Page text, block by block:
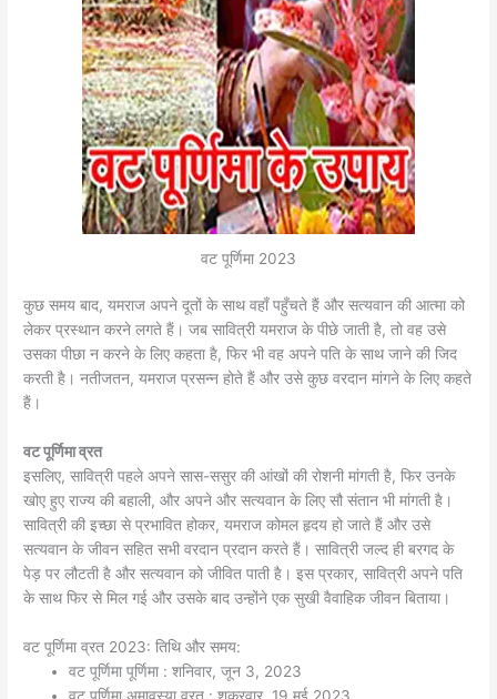
वट पूर्णिमा 2023
कुछ समय बाद, यमराज अपने दूतों के साथ वहाँ पहुँचते हैं और सत्यवान की आत्मा को
लेकर प्रस्थान करने लगते हैं। जब सावित्री यमराज के पीछे जाती है, तो वह उसे
उसका पीछा न करने के लिए कहता है, फिर भी वह अपने पति के साथ जाने की जिद
करती है। नतीजतन, यमराज प्रसन्न होते हैं और उसे कुछ वरदान मांगने के लिए कहते
हैं।
वट पूर्णिमा व्रत
इसलिए, सावित्री पहले अपने सास-ससुर की आंखों की रोशनी मांगती है, फिर उनके
खोए हुए राज्य की बहाली, और अपने और सत्यवान के लिए सौ संतान भी मांगती है।
सावित्री की इच्छा से प्रभावित होकर, यमराज कोमल हृदय हो जाते हैं और उसे
सत्यवान के जीवन सहित सभी वरदान प्रदान करते हैं। सावित्री जल्द ही बरगद के
पेड़ पर लौटती है और सत्यवान को जीवित पाती है। इस प्रकार, सावित्री अपने पति
के साथ फिर से मिल गई और उसके बाद उन्होंने एक सुखी वैवाहिक जीवन बिताया।
वट पूर्णिमा व्रत 2023: तिथि और समय:
वट पूर्णिमा पूर्णिमा : शनिवार, जून 3, 2023